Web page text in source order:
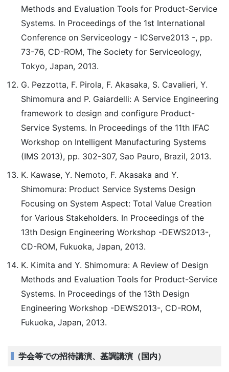
Methods and Evaluation Tools for Product-Service
Systems. In Proceedings of the 1st International
Conference on Serviceology - ICServe2013 -, pp.
73-76, CD-ROM, The Society for Serviceology,
Tokyo, Japan, 2013.
G. Pezzotta, F. Pirola, F. Akasaka, S. Cavalieri, Y.
Shimomura and P. Gaiardelli: A Service Engineering
framework to design and configure Product-
Service Systems. In Proceedings of the 11th IFAC
Workshop on Intelligent Manufacturing Systems
(IMS 2013), pp. 302-307, Sao Pauro, Brazil, 2013.
K. Kawase, Y. Nemoto, F. Akasaka and Y.
Shimomura: Product Service Systems Design
Focusing on System Aspect: Total Value Creation
for Various Stakeholders. In Proceedings of the
13th Design Engineering Workshop -DEWS2013-,
CD-ROM, Fukuoka, Japan, 2013.
K. Kimita and Y. Shimomura: A Review of Design
Methods and Evaluation Tools for Product-Service
Systems. In Proceedings of the 13th Design
Engineering Workshop -DEWS2013-, CD-ROM,
Fukuoka, Japan, 2013.
学会等での招待講演、基調講演（国内）